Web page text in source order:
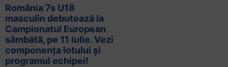
România 7s U18
masculin debutează la
Campionatul European
sâmbătă, pe 11 iulie. Vezi
componența lotului și
programul echipei!